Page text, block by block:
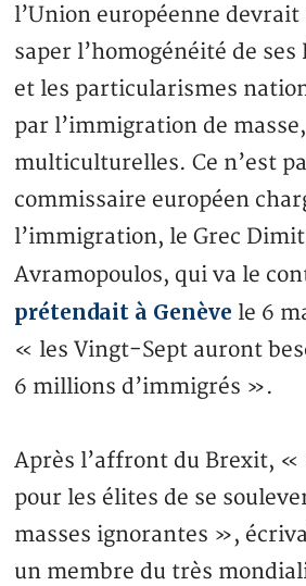
l’Union européenne
saper l’homogénéité de
et les particularismes
par l’immigration de
multiculturelles. Ce n’est
commissaire européen
l’immigration, le Grec
Avramopoulos, qui va le
prétendait à Genève le 6
« les Vingt-Sept auront
6 millions d’immigrés ».
Après l’affront du Brexit, «
pour les élites de se
masses ignorantes »,
un membre du très